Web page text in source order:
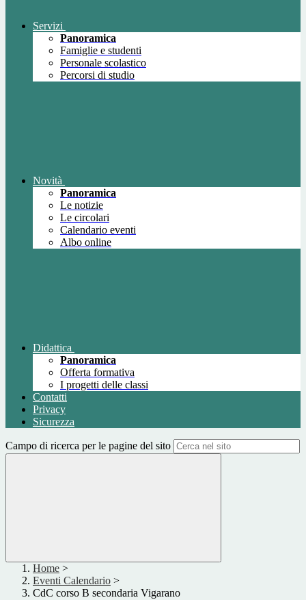
Servizi
Panoramica
Famiglie e studenti
Personale scolastico
Percorsi di studio
Novità
Panoramica
Le notizie
Le circolari
Calendario eventi
Albo online
Didattica
Panoramica
Offerta formativa
I progetti delle classi
Contatti
Privacy
Sicurezza
Campo di ricerca per le pagine del sito
Home >
Eventi Calendario >
CdC corso B secondaria Vigarano